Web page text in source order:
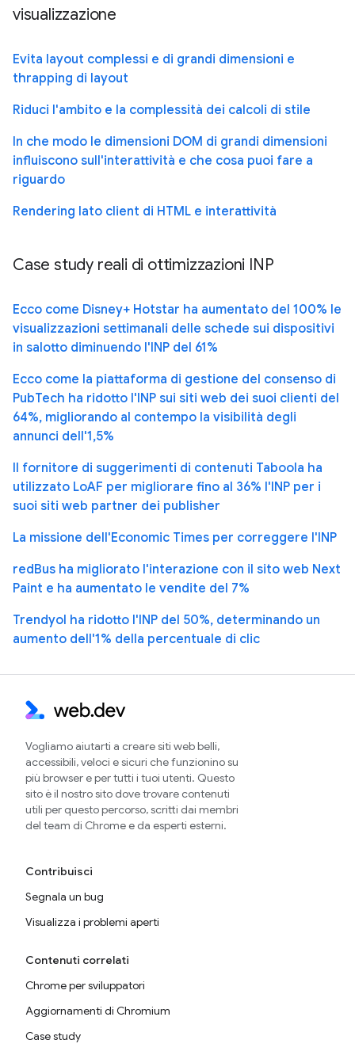
visualizzazione
Evita layout complessi e di grandi dimensioni e
thrapping di layout
Riduci l'ambito e la complessità dei calcoli di stile
In che modo le dimensioni DOM di grandi dimensioni
influiscono sull'interattività e che cosa puoi fare a
riguardo
Rendering lato client di HTML e interattività
Case study reali di ottimizzazioni INP
Ecco come Disney+ Hotstar ha aumentato del 100% le
visualizzazioni settimanali delle schede sui dispositivi
in salotto diminuendo l'INP del 61%
Ecco come la piattaforma di gestione del consenso di
PubTech ha ridotto l'INP sui siti web dei suoi clienti del
64%, migliorando al contempo la visibilità degli
annunci dell'1,5%
Il fornitore di suggerimenti di contenuti Taboola ha
utilizzato LoAF per migliorare fino al 36% l'INP per i
suoi siti web partner dei publisher
La missione dell'Economic Times per correggere l'INP
redBus ha migliorato l'interazione con il sito web Next
Paint e ha aumentato le vendite del 7%
Trendyol ha ridotto l'INP del 50%, determinando un
aumento dell'1% della percentuale di clic
Vogliamo aiutarti a creare siti web belli,
accessibili, veloci e sicuri che funzionino su
più browser e per tutti i tuoi utenti. Questo
sito è il nostro sito dove trovare contenuti
utili per questo percorso, scritti dai membri
del team di Chrome e da esperti esterni.
Contribuisci
Segnala un bug
Visualizza i problemi aperti
Contenuti correlati
Chrome per sviluppatori
Aggiornamenti di Chromium
Case study